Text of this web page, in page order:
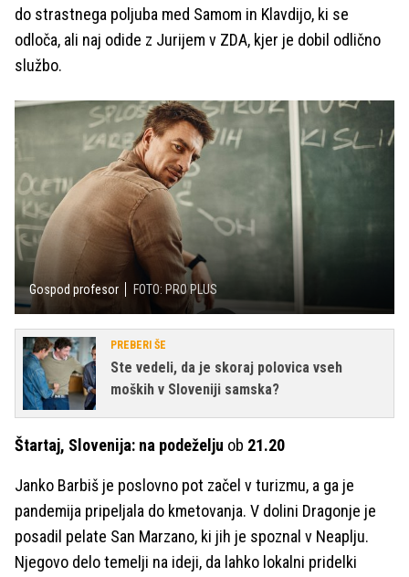
do strastnega poljuba med Samom in Klavdijo, ki se
odloča, ali naj odide z Jurijem v ZDA, kjer je dobil odlično
službo.
Gospod profesor FOTO: PRO PLUS
PREBERI ŠE
Ste vedeli, da je skoraj polovica vseh
moških v Sloveniji samska?
Štartaj, Slovenija: na podeželju ob 21.20
Janko Barbiš je poslovno pot začel v turizmu, a ga je
pandemija pripeljala do kmetovanja. V dolini Dragonje je
posadil pelate San Marzano, ki jih je spoznal v Neaplju.
Njegovo delo temelji na ideji, da lahko lokalni pridelki